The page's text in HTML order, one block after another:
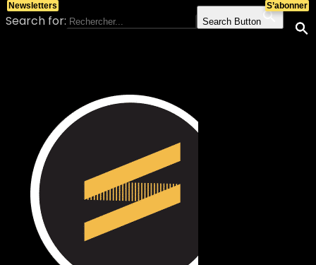
Search for: Search Button
S’abonner
Newsletters